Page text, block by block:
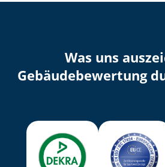
Was uns
Ge­bäu­de­be­wer­tung